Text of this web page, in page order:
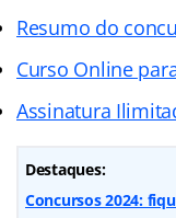
Resumo do
Curso Online
Assinatura
Destaques:
Concursos 2024: